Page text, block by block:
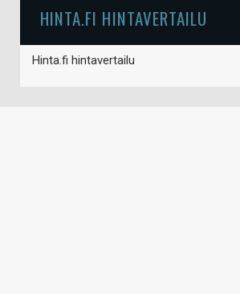
HINTA.FI HINTAVERTAILU
Hinta.fi hintavertailu